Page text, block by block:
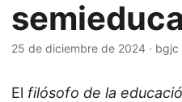
25 de diciembre de 2024 · bgjc
El filósofo de la